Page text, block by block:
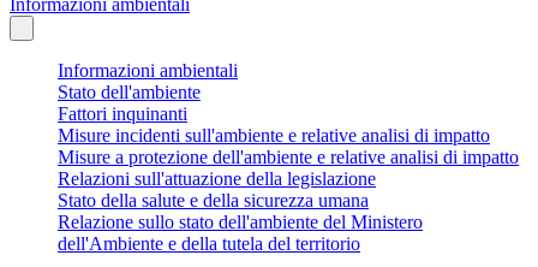
Informazioni ambientali
Stato dell'ambiente
Fattori inquinanti
Misure incidenti sull'ambiente e relative analisi di impatto
Misure a protezione dell'ambiente e relative analisi di impatto
Relazioni sull'attuazione della legislazione
Stato della salute e della sicurezza umana
Relazione sullo stato dell'ambiente del Ministero
dell'Ambiente e della tutela del territorio